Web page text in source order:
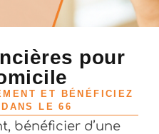
pour
ET BÉNÉFICIEZ
LE 66
bénéficier d’une